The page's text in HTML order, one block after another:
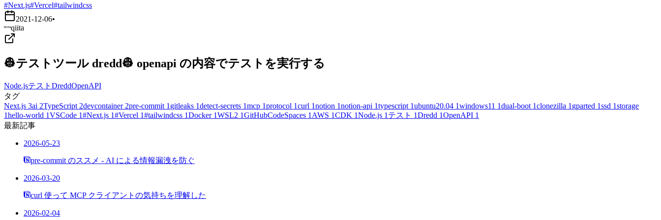
#Next.js#Vercel#tailwindcss
2021-12-06•
qiita
👷テストツール dredd👷 openapi の内容でテストを実行する
Node.jsテスト DreddOpenAPI
タグ
Next.js 3ai 2TypeScript 2devcontainer 2pre-commit 1 gitleaks 1detect-secrets 1mcp 1protocol 1curl 1notion 1notion-api 1typescript 1ubuntu20.04 1windows11 1dual-boot 1clonezilla 1 gparted 1ssd 1storage
1hello-world 1VSCode 1#Next.js 1#Vercel 1#tailwindcss 1Docker 1WSL2 1GitHubCodeSpaces 1 AWS 1CDK 1Node.js 1 テスト 1Dredd 1OpenAPI 1
最新記事
2026-05-23
pre-commit のススメ - AI による情報漏洩を防ぐ
2026-03-20
curl 使って MCP クライアントの気持ちを理解した
2026-02-04